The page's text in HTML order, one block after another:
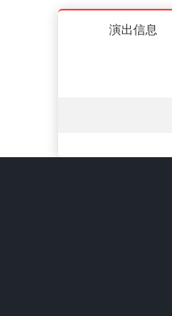
演出信息